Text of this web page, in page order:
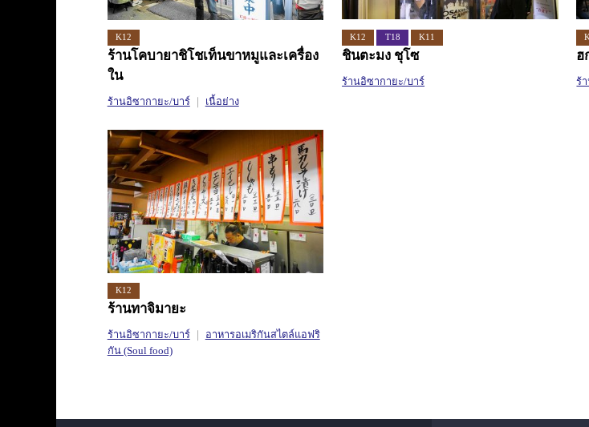
K12
ร้านโคบายาชิโชเท็นขาหมูและเครื่อง
ใน
ร้านอิซากายะ/บาร์ เนื้อย่าง
K12 T18 K11
ชินตะมง ชุโซ
ร้านอิซากายะ/บาร์
ฮ
ร้
K12
ร้านทาจิมายะ
ร้านอิซากายะ/บาร์
อาหารอเมริกันสไตล์แอฟริ
กัน (Soul food)